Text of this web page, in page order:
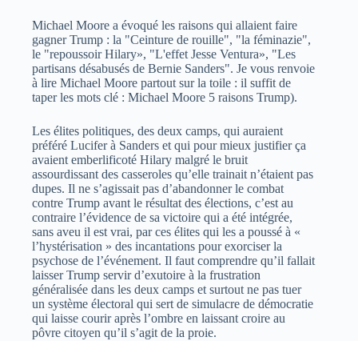
Michael Moore a évoqué les raisons qui allaient faire
gagner Trump : la "Ceinture de rouille", "la féminazie",
le "repoussoir Hilary», "L'effet Jesse Ventura», "Les
partisans désabusés de Bernie Sanders". Je vous renvoie
à lire Michael Moore partout sur la toile : il suffit de
taper les mots clé : Michael Moore 5 raisons Trump).
Les élites politiques, des deux camps, qui auraient
préféré Lucifer à Sanders et qui pour mieux justifier ça
avaient emberlificoté Hilary malgré le bruit
assourdissant des casseroles qu’elle trainait n’étaient pas
dupes. Il ne s’agissait pas d’abandonner le combat
contre Trump avant le résultat des élections, c’est au
contraire l’évidence de sa victoire qui a été intégrée,
sans aveu il est vrai, par ces élites qui les a poussé à «
l’hystérisation » des incantations pour exorciser la
psychose de l’événement. Il faut comprendre qu’il fallait
laisser Trump servir d’exutoire à la frustration
généralisée dans les deux camps et surtout ne pas tuer
un système électoral qui sert de simulacre de démocratie
qui laisse courir après l’ombre en laissant croire au
pôvre citoyen qu’il s’agit de la proie.